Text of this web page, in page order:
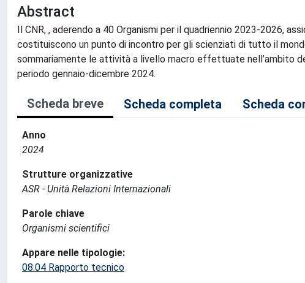
Abstract
Il CNR, , aderendo a 40 Organismi per il quadriennio 2023-2026,
costituiscono un punto di incontro per gli scienziati di tutto il
sommariamente le attività a livello macro effettuate nell’ambito
periodo gennaio-dicembre 2024.
Scheda breve Scheda completa Scheda
Anno
2024
Strutture organizzative
ASR - Unità Relazioni Internazionali
Parole chiave
Organismi scientifici
Appare nelle tipologie:
08.04 Rapporto tecnico